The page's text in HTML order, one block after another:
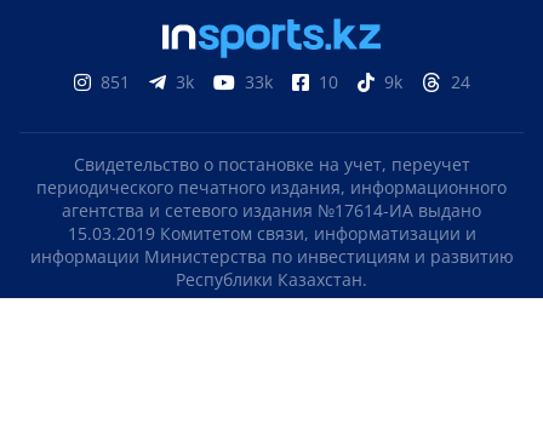
851 3k 33k 10 9k 24
Свидетельство о постановке на учет, переучет
периодического печатного издания, информационного
агентства и сетевого издания №17614-ИА выдано
15.03.2019 Комитетом связи, информатизации и
информации Министерства по инвестициям и развитию
Республики Казахстан.